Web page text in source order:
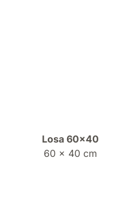
Losa 60×40
60 x 40 cm